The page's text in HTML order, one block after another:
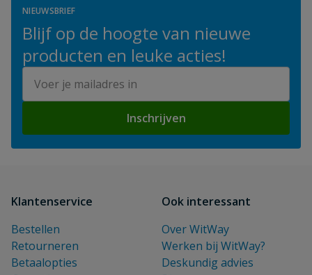
NIEUWSBRIEF
Blijf op de hoogte van nieuwe
producten en leuke acties!
Inschrijven
Klantenservice
Bestellen
Retourneren
Betaalopties
Ook interessant
Over WitWay
Werken bij WitWay?
Deskundig advies